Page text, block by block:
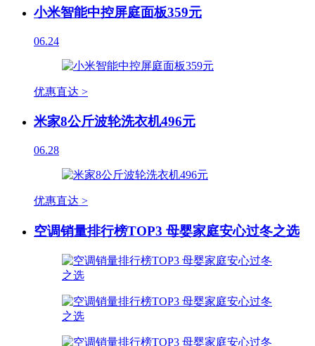
小米智能中控屏庭面板359元
06.24
优惠直达 >
米家8公斤波轮洗衣机496元
06.28
优惠直达 >
空调销量排行榜TOP3 母婴家庭安心过冬之选